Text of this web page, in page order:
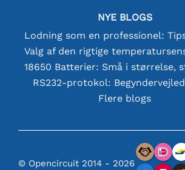
NYE BLOGS
RS232-protokol:
Flere blogs
© Opencircuit 2014 - 2026